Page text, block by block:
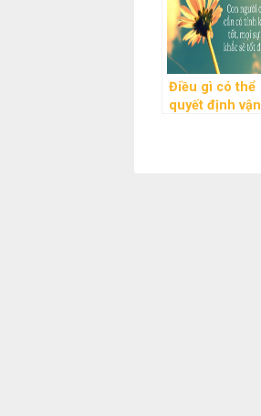
Điều gì có thể
quyết định vận